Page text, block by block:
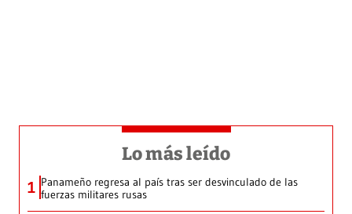
Lo más leído
1 Panameño regresa al país tras ser desvinculado de las
fuerzas militares rusas